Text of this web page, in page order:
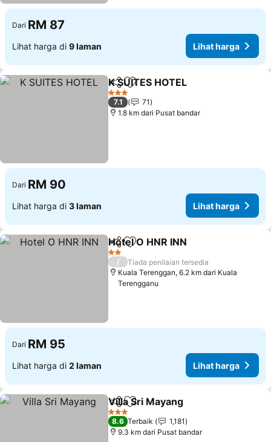
Dari RM 87
Lihat harga di 9 laman Lihat harga
KongsiTambah ke favorit
K SUITES HOTEL
3 Bintang
7.1
71
1.8 km dari Pusat bandar
Dari RM 90
Lihat harga di 3 laman Lihat harga
KongsiTambah ke favorit
Hotel O HNR INN
2 Bintang
/
Tiada penilaian tersedia
Kuala Terenggan, 6.2 km dari Kuala
Terengganu
Dari RM 95
Lihat harga di 2 laman Lihat harga
KongsiTambah ke favorit
Villa Sri Mayang
3 Bintang
8.6 Terbaik
1,181
9.3 km dari Pusat bandar